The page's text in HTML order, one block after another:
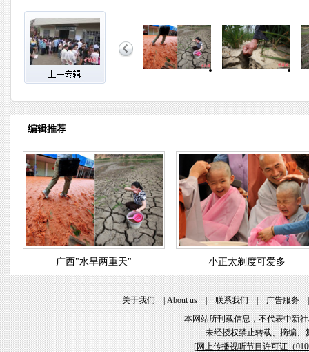
编辑推荐
广西"水旱两重天" 小正太剃度可爱多
关于我们|About us|联系我们|广告服务
本网站所刊载信息，不代表中新
未经授权禁止转载、摘编、
[网上传播视听节目许可证（